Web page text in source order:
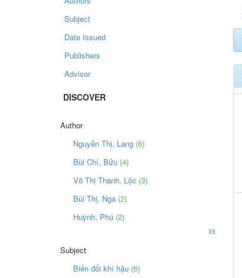
Subject
Date Issued
Publishers
Advisor
DISCOVER
Author
Nguyễn Thị, Lang (6)
Bùi Chí, Bửu (4)
Võ Thị Thanh, Lộc (3)
Bùi Thị, Nga (2)
Huỳnh, Phú (2)
>>
Subject
Biến đổi khí hậu (6)